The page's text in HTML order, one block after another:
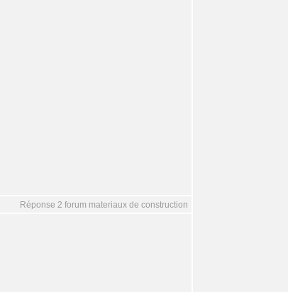
Réponse 2 forum materiaux de construction